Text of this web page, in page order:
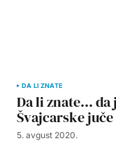
DA LI ZNATE
Da li znate… da
Švajcarske
5. avgust 2020.